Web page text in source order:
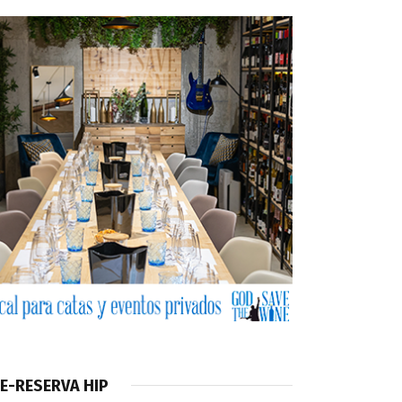
RESERVA HIP